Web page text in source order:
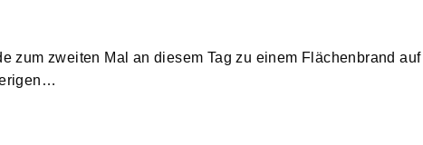
zum zweiten Mal an diesem Tag zu einem Flächenbrand